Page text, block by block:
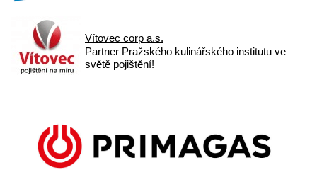
Vítovec corp a.s.
Partner Pražského kulinářského institutu ve
světě pojištění!